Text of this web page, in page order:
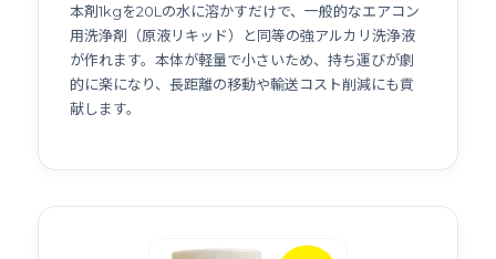
本剤1kgを20Lの水に溶かすだけで、一般的なエアコン
用洗浄剤（原液リキッド）と同等の強アルカリ洗浄液
が作れます。本体が軽量で小さいため、持ち運びが劇
的に楽になり、長距離の移動や輸送コスト削減にも貢
献します。